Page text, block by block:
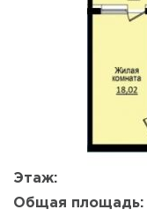
Этаж:
Общая площадь: